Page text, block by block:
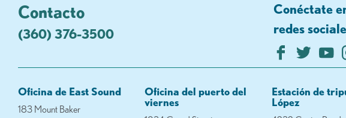
Contacto
(360) 376-3500
Conéctate
redes
Oficina de East Sound
183 Mount Baker
Oficina del puerto del
viernes
Estación de
López